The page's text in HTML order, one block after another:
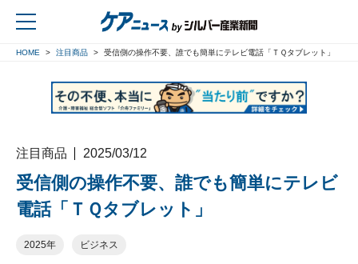
HOME 注目商品 受信側の操作不要、誰でも簡単にテレビ電話「ＴＱタブレット」
注目商品 2025/03/12
受信側の操作不要、誰でも簡単にテレビ
電話「ＴＱタブレット」
2025年 ビジネス